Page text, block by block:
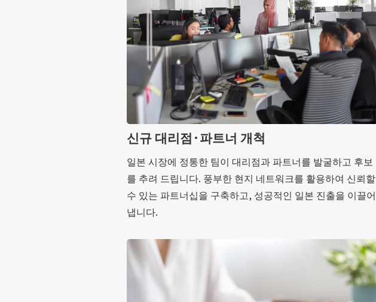
신규 대리점·파트너 개척
일본 시장에 정통한 팀이 대리점과 파트너를 발굴하고 후보
를 추려 드립니다. 풍부한 현지 네트워크를 활용하여 신뢰할
수 있는 파트너십을 구축하고, 성공적인 일본 진출을 이끌어
냅니다.